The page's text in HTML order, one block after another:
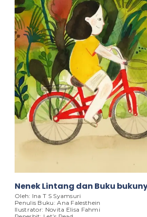
Nenek Lintang dan Buku
Oleh: Ina T S Syamsuri
Penulis Buku: Ana Falesthein
Ilustrator: Novita Elisa Fahmi